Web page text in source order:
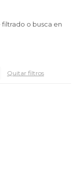
o busca en
Quitar filtros